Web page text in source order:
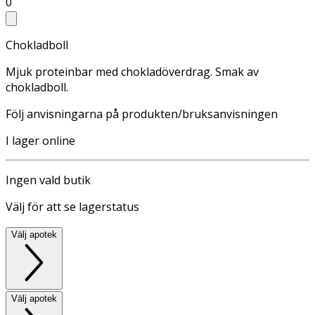
Chokladboll
Mjuk proteinbar med chokladöverdrag. Smak av
chokladboll.
Följ anvisningarna på produkten/bruksanvisningen
I lager online
Ingen vald butik
Välj för att se lagerstatus
Välj apotek
Välj apotek